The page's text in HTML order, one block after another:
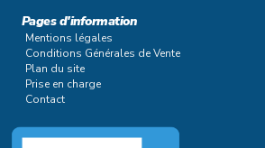
Pages d'information
Mentions légales
Conditions Générales de Vente
Plan du site
Prise en charge
Contact